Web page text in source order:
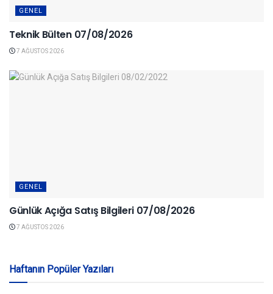
GENEL
Teknik Bülten 07/08/2026
7 AĞUSTOS 2026
GENEL
Günlük Açığa Satış Bilgileri 07/08/2026
7 AĞUSTOS 2026
Haftanın Popüler Yazıları